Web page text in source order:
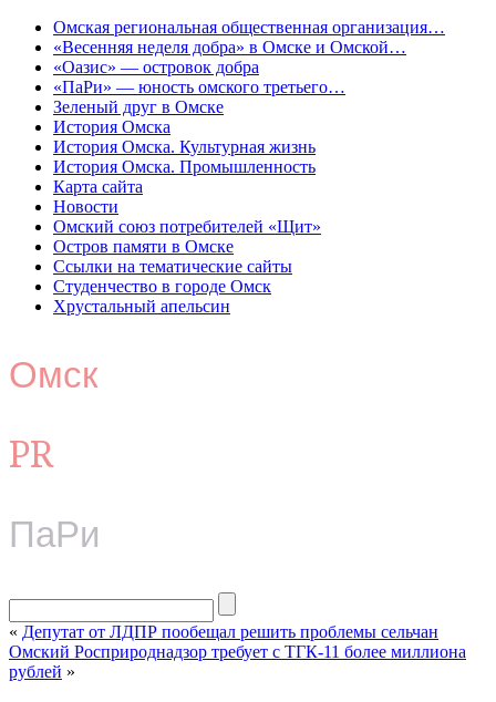
Омская региональная общественная организация…
«Весенняя неделя добра» в Омске и Омской…
«Оазис» — островок добра
«ПаРи» — юность омского третьего…
Зеленый друг в Омске
История Омска
История Омска. Культурная жизнь
История Омска. Промышленность
Карта сайта
Новости
Омский союз потребителей «Щит»
Остров памяти в Омске
Ссылки на тематические сайты
Студенчество в городе Омск
Хрустальный апельсин
Омск
PR
ПаРи
« Депутат от ЛДПР пообещал решить проблемы сельчан
Омский Росприроднадзор требует с ТГК-11 более миллиона
рублей »